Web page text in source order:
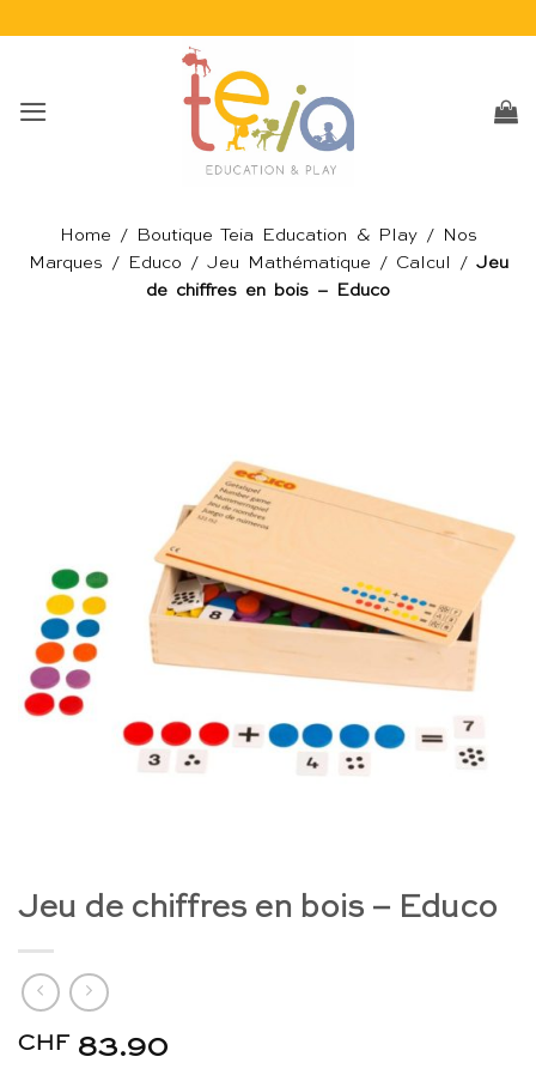
Home / Boutique Teia Education & Play/
Nos
Marques / Educo / Jeu Mathématique / Calcul / Jeu
de chiffres en bois – Educo
Jeu de chiffres en bois – Educo
CHF 83.90